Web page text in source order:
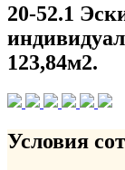
20-52.1
123,84м2.
Условия